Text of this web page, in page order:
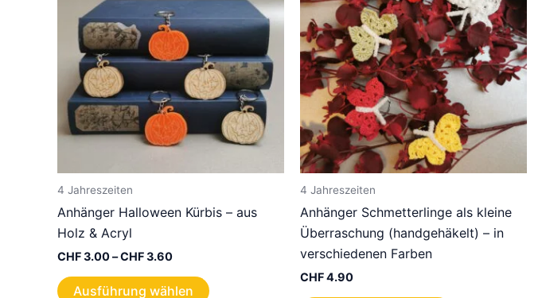
4 Jahreszeiten
Anhänger Halloween Kürbis – aus
Holz & Acryl
CHF3.00–CHF3.60Preisspanne:
bis
Ausführung wählen
4 Jahreszeiten
Anhänger Schmetterlinge als kleine
Überraschung (handgehäkelt) – in
verschiedenen Farben
CHF4.90